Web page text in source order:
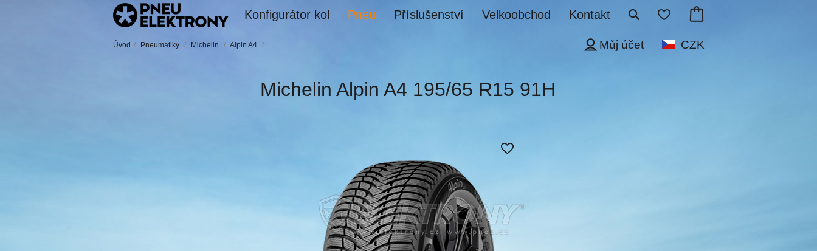
Kontakt
Velkoobchod
Příslušenství
Pneu
Konfigurátor kol
Úvod / Pneumatiky / Michelin / Alpin A4 / CZK
Můj účet
Michelin Alpin A4 195/65 R15 91H